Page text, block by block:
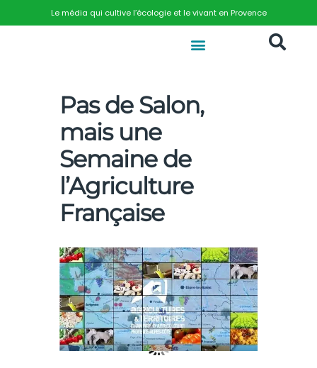
Le média qui cultive l’écologie et le vivant en Provence
Pas de Salon,
mais une
Semaine de
l’Agriculture
Française